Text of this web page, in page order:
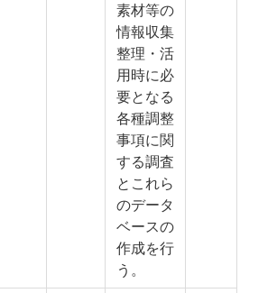
素材等の
情報収集
整理・活
用時に必
要となる
各種調整
事項に関
する調査
とこれら
のデータ
ベースの
作成を行
う。